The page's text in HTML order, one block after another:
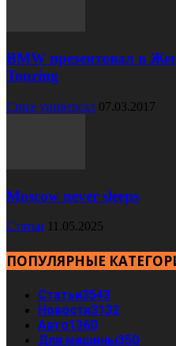
BMW презентовал в
Touring
Cruze универсал 07.03.2017
Moscow never sleeps
Статьи 11.05.2025
ПОПУЛЯРНЫЕ
Статьи3543
Новости3132
Авто1360
Для машины350